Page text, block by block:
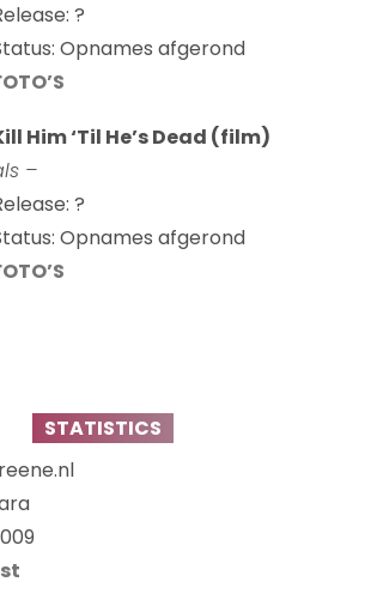
?
Opnames afgerond
Him ‘Til He’s Dead (film)
–
?
Opnames afgerond
STATISTICS